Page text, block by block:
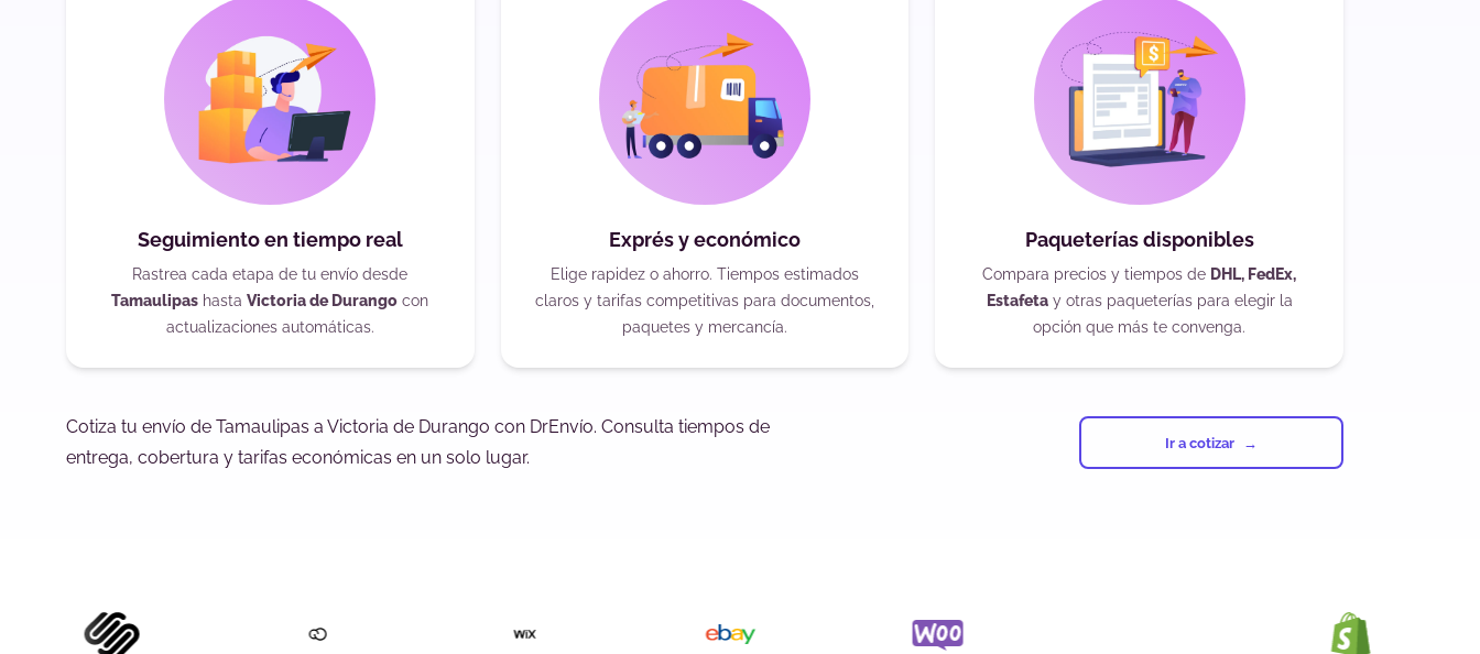
Seguimiento en tiempo real
Rastrea cada etapa de tu envío desde
Tamaulipas hastaVictoria de Durango con
actualizaciones automáticas.
Exprés y económico
Elige rapidez o ahorro. Tiempos estimados
claros y tarifas competitivas para documentos,
paquetes y mercancía.
Paqueterías disponibles
Compara precios y tiempos de DHL, FedEx,
Estafetay otras paqueterías para elegir la
opción que más te convenga.
Cotiza tu envío de Tamaulipas a Victoria de Durango con DrEnvío. Consulta tiempos de
entrega, cobertura y tarifas económicas en un solo lugar.
Ir a cotizar